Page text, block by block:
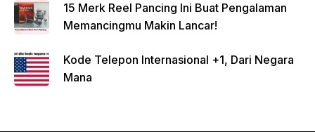
15 Merk Reel Pancing Ini Buat Pengalaman
Memancingmu Makin Lancar!
Kode Telepon Internasional +1, Dari Negara
Mana